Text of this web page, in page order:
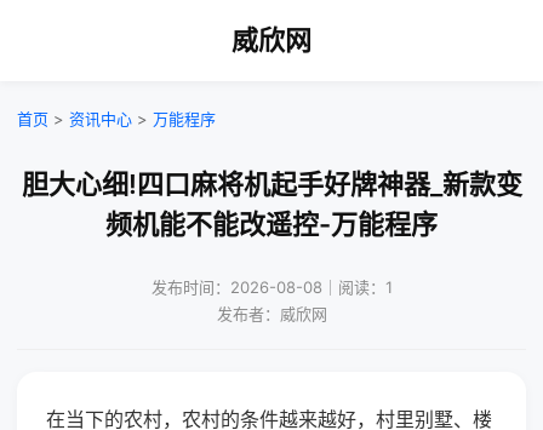
威欣网
首页 > 资讯中心 > 万能程序
胆大心细!四口麻将机起手好牌神器_新款变
频机能不能改遥控-万能程序
发布时间：2026-08-08｜阅读：1
发布者：威欣网
在当下的农村，农村的条件越来越好，村里别墅、楼